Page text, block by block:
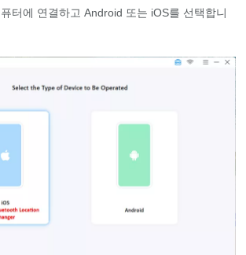
터에 연결하고 Android 또는 iOS를 선택합니